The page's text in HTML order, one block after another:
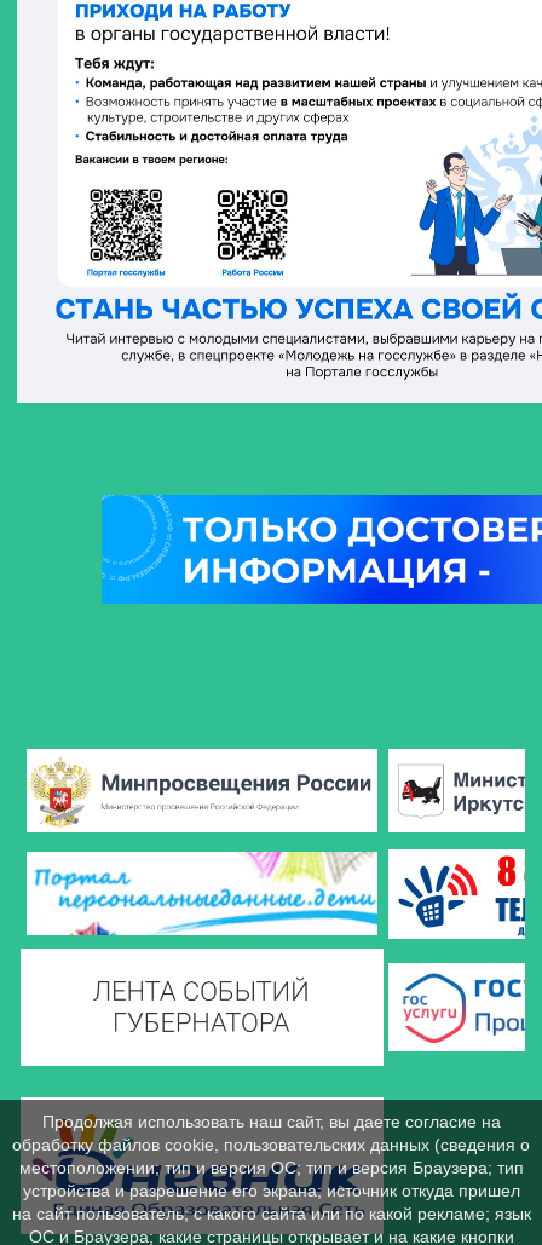
Продолжая использовать наш сайт, вы даете согласие на
обработку файлов cookie, пользовательских данных (сведения о
местоположении; тип и версия ОС; тип и версия Браузера; тип
устройства и разрешение его экрана; источник откуда пришел
на сайт пользователь; с какого сайта или по какой рекламе; язык
ОС и Браузера; какие страницы открывает и на какие кнопки